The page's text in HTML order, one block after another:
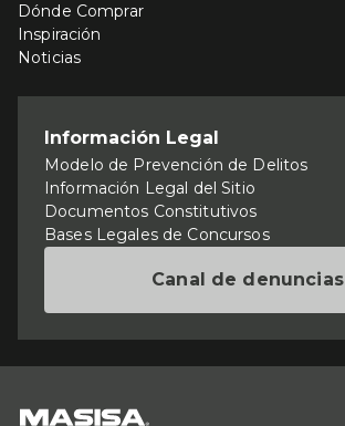
Dónde Comprar
Inspiración
Noticias
Información Legal
Modelo de Prevención de Delitos
Información Legal del Sitio
Documentos Constitutivos
Bases Legales de Concursos
Canal de denuncias